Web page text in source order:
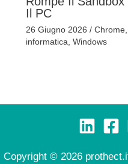
Il PC
26 Giugno 2026 / Chrome,
informatica Windows
Copyright © 2026